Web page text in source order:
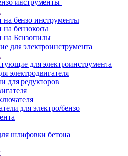
инструменты
на бензо инструменты
на бензокосы
на Бензопилы
для электроинструмента
для электроинструмента
электродвигателя
для редукторов
для электро/бензо
шлифовки бетона